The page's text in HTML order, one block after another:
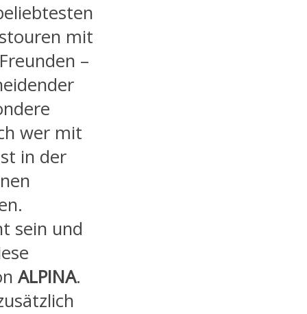
mit
–
wer mit
in der
sein und
ALPINA.